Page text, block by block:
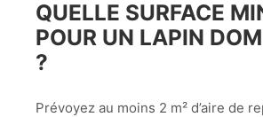
QUELLE SURFACE
POUR UN LAPIN
?
Prévoyez au moins 2 m² d’aire de